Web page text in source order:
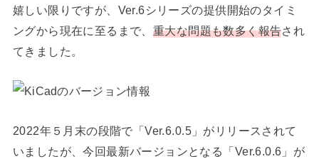
嬉しい限りですが、Ver.6シリーズの提供開始のタイミ
ングから現在に至るまで、 重大な問題も数多く報告され
てきました。
2022年５月末の段階で「Ver.6.0.5」がリリースされて
いましたが、今回最新バージョンとなる「Ver.6.0.6」が